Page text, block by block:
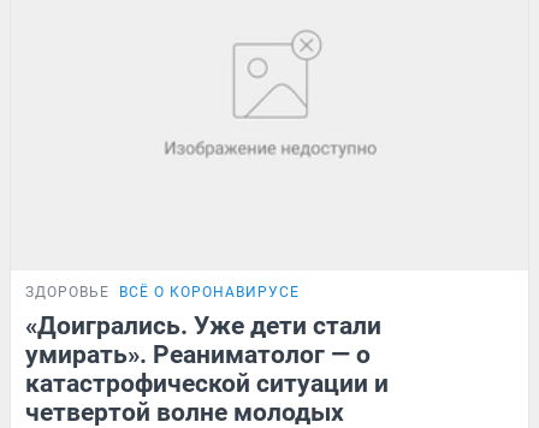
ЗДОРОВЬЕ ВСЁ О КОРОНАВИРУСЕ
«Доигрались. Уже дети стали
умирать». Реаниматолог — о
катастрофической ситуации и
четвертой волне молодых